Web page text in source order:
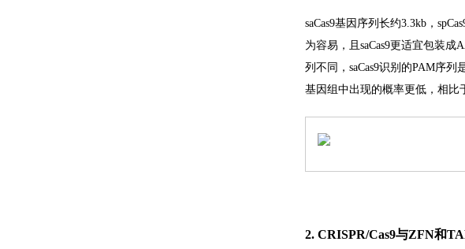
saCas9基因序列长约3.3kb，
为容易，且saCas9更适宜包装成
列不同，saCas9识别的PAM序列
基因组中出现的概率更低，相比
2. CRISPR/Cas9与ZFN和